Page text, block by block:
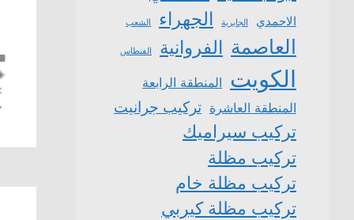
الاحمدي الجابرية الجهراء الشعب
العاصمة الفروانية الفنطاس
الكويت المنطقة الرابعة
المنطقة العاشرة تركيب جرانيت
تركيب سيراميك
تركيب مظلة
تركيب مظلة خام
تركيب مظلة كيربي